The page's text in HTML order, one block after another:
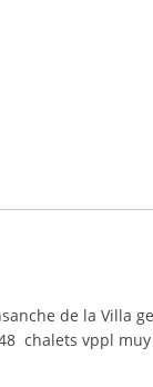
de la Villa
chalets vppl